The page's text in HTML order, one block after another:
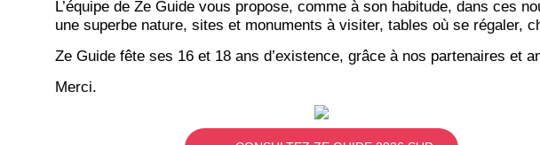
L’équipe de Ze Guide vous propose, comme à son habitude, dans ces
une superbe nature, sites et monuments à visiter, tables où se régaler,
Ze Guide fête ses 16 et 18 ans d’existence, grâce à nos partenaires et
Merci.